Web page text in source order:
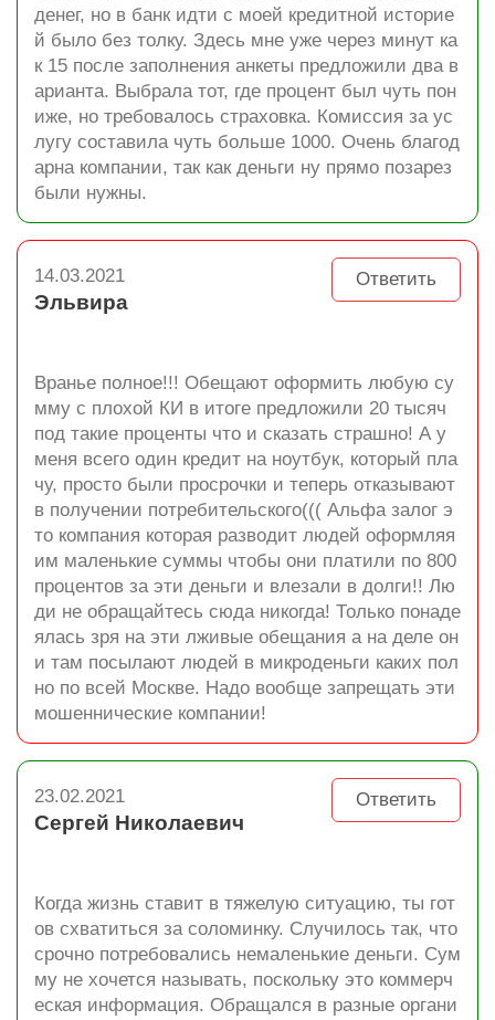
денег, но в банк идти с моей кредитной историе
й было без толку. Здесь мне уже через минут ка
к 15 после заполнения анкеты предложили два в
арианта. Выбрала тот, где процент был чуть пон
иже, но требовалось страховка. Комиссия за ус
лугу составила чуть больше 1000. Очень благод
арна компании, так как деньги ну прямо позарез
были нужны.
Ответить
14.03.2021
Эльвира
Вранье полное!!! Обещают оформить любую су
мму с плохой КИ в итоге предложили 20 тысяч
под такие проценты что и сказать страшно! А у
меня всего один кредит на ноутбук, который пла
чу, просто были просрочки и теперь отказывают
в получении потребительского((( Альфа залог э
то компания которая разводит людей оформляя
им маленькие суммы чтобы они платили по 800
процентов за эти деньги и влезали в долги!! Лю
ди не обращайтесь сюда никогда! Только понаде
ялась зря на эти лживые обещания а на деле он
и там посылают людей в микроденьги каких пол
но по всей Москве. Надо вообще запрещать эти
мошеннические компании!
Ответить
23.02.2021
Сергей Николаевич
Когда жизнь ставит в тяжелую ситуацию, ты гот
ов схватиться за соломинку. Случилось так, что
срочно потребовались немаленькие деньги. Сум
му не хочется называть, поскольку это коммерч
еская информация. Обращался в разные органи